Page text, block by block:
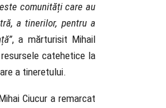
comunități care au
a tinerilor, pentru a
, a mărturisit Mihail
catehetice la
a tineretului.
Ciucur a remarcat